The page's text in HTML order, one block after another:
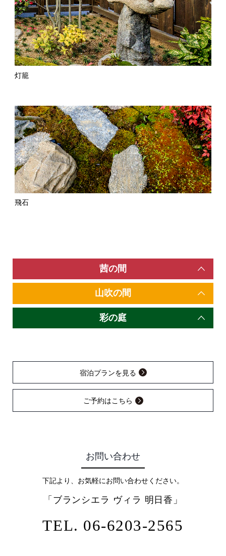
灯籠
飛石
茜の間
山吹の間
彩の庭
宿泊プランを見る
ご予約はこちら
お問い合わせ
下記より、お気軽にお問い合わせください。
「ブランシエラ ヴィラ 明日香」
TEL. 06-6203-2565